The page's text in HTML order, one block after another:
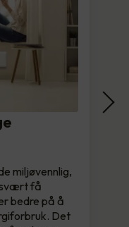
miljøvennlig,
svært få
bedre på å
Det